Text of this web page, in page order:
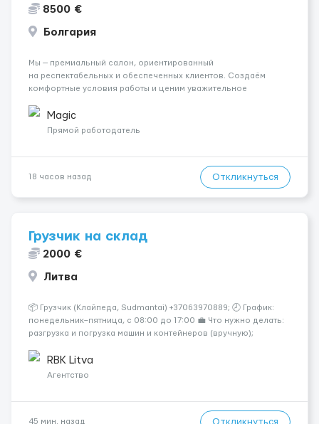
8500 €
Болгария
Мы — премиальный салон, ориентированный
на респектабельных и обеспеченных клиентов. Создаём
комфортные условия работы и ценим уважительное
💎 Высокий доход — от 2000 € в неделю и выше 💎 Честная
сис...
Magic
Прямой работодатель
18 часов назад Откликнуться
Грузчик на склад
2000 €
Литва
📦 Грузчик (Клайпеда, Sudmantai) +37063970889; 🕗 График:
понедельник–пятница, с 08:00 до 17:00 💼 Что нужно делать:
разгрузка и погрузка машин и контейнеров (вручную);
выполнение других поручений заведующего складом. ✅
Требования: ...
RBK Litva
Агентство
45 мин. назад